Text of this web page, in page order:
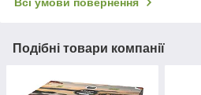
Всі умови повернення
Подібні товари компанії